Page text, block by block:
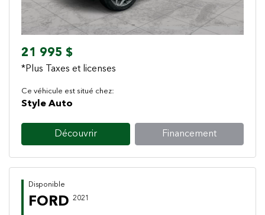
21 995 $
*Plus Taxes et licenses
Ce véhicule est situé chez:
Style Auto
Découvrir Financement
Disponible
FORD 2021